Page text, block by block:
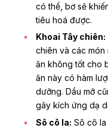
có thể, bơ sẽ
tiêu hoá được.
Khoai Tây chiên:
chiên và các món
ăn không tốt cho
ăn này có hàm
dưỡng. Dầu mỡ
gây kích ứng dạ
Sô cô la: Sô cô